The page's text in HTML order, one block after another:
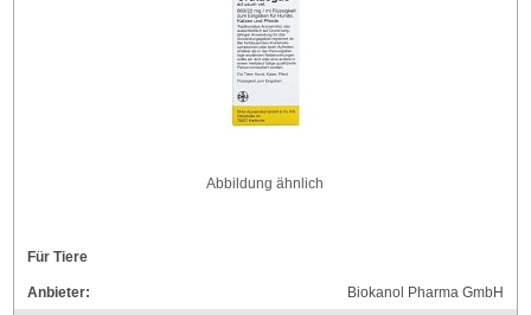
Abbildung ähnlich
Für Tiere
Anbieter:
Biokanol Pharma GmbH